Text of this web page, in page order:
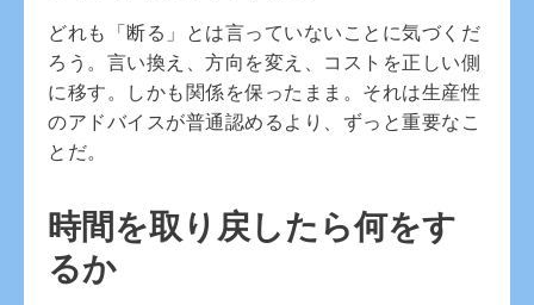
どれも「断る」とは言っていないことに気づくだ
ろう。言い換え、方向を変え、コストを正しい側
に移す。しかも関係を保ったまま。それは生産性
のアドバイスが普通認めるより、ずっと重要なこ
とだ。
時間を取り戻したら何をす
るか